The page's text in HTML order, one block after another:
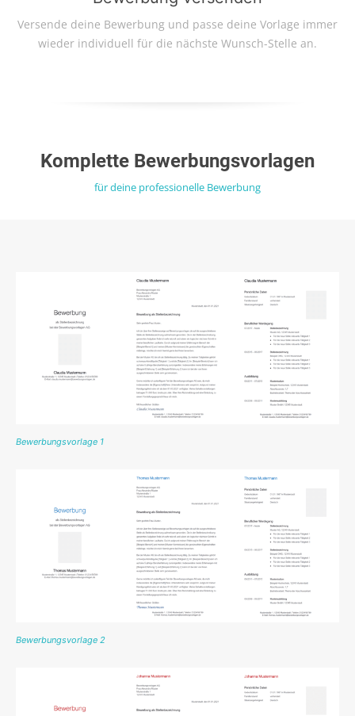
Versende deine Bewerbung und passe deine Vorlage immer
wieder individuell für die nächste Wunsch-Stelle an.
Komplette Bewerbungsvorlagen
für deine professionelle Bewerbung
Bewerbungsvorlage 1
Bewerbungsvorlage 2